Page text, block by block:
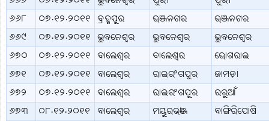
୬୬୮
୦୭.୧୨.୨୦୧୧ ବ୍ରହ୍ମପୁର ଭଞ୍ଜନଗର
ଭଞ୍ଜନଗର
୬୬୯
୦୭.୧୨.୨୦୧୧ ଭୁବନେଶ୍ବର ଭୁବନେଶ୍ବର
ଭୁବନେଶ୍ବର
୬୭୦
୦୭.୧୨.୨୦୧୧ ବାଲେଶ୍ବର ବାଲେଶ୍ବର
ଭୋଗରାଇ
୬୭୧
୦୭.୧୨.୨୦୧୧ ବାଲେଶ୍ବର ରାଇରଂଗପୁର
ଜାମଡ଼ା
୬୭୨
୦୭.୧୨.୨୦୧୧ ବାଲେଶ୍ବର ରାଇରଂଗପୁର
ରରୁଆଁ
୬୭୩
୦୮.୧୨.୨୦୧୧ ବାଲେଶ୍ବର ମୟୁରଭଞ୍ଜ
ବାଙ୍ଗିରିପୋଷି